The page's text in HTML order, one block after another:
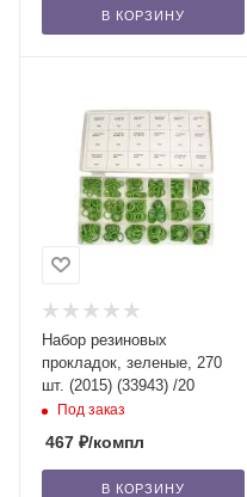
В КОРЗИНУ
Набор резиновых
прокладок, зеленые, 270
шт. (2015) (33943) /20
Под заказ
467 ₽/компл
В КОРЗИНУ